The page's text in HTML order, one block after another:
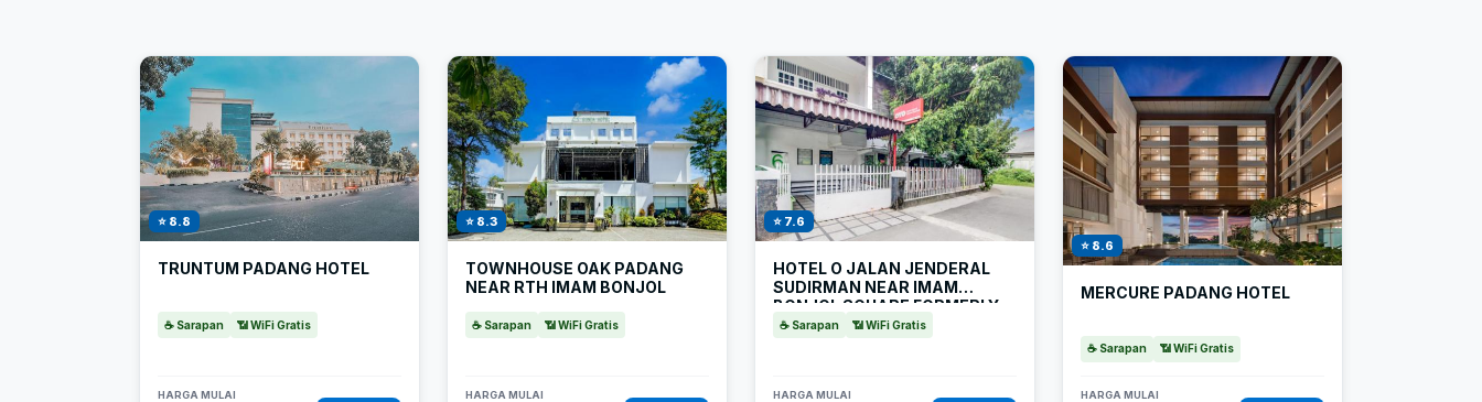
⭐ 8.8
TRUNTUM PADANG HOTEL
☕ Sarapan 📶 WiFi Gratis
HARGA MULAI
⭐ 8.3
TOWNHOUSE OAK PADANG
NEAR RTH IMAM BONJOL
☕ Sarapan 📶 WiFi Gratis
HARGA MULAI
⭐ 7.6
HOTEL O JALAN JENDERAL
SUDIRMAN NEAR IMAM
BONJOL SQUARE FORMERLY
NELVI GUEST HOUSE
☕ Sarapan 📶 WiFi Gratis
HARGA MULAI
⭐ 8.6
MERCURE PADANG HOTEL
☕ Sarapan 📶 WiFi Gratis
HARGA MULAI